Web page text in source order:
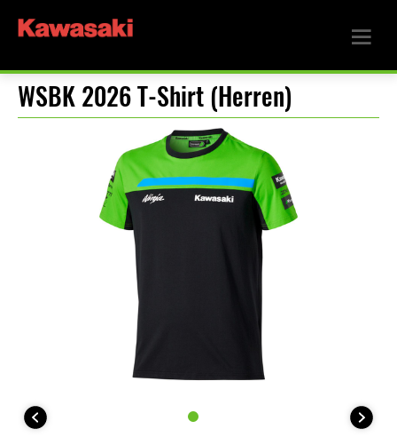
WSBK 2026 T-Shirt (Herren)